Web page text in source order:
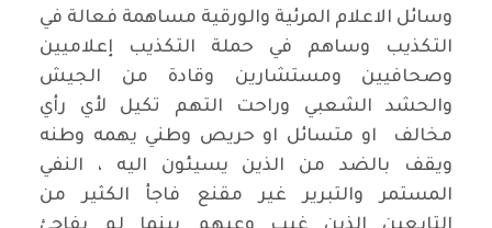
وسائل الاعلام المرئية والورقية مساهمة فعالة في
التكذيب وساهم في حملة التكذيب إعلاميين
وصحافيين ومستشارين وقادة من الجيش
والحشد الشعبي وراحت التهم تكيل لأي رأي
مخالف او متسائل او حريص وطني يهمه وطنه
ويقف بالضد من الذين يسيئون اليه ، النفي
المستمر والتبرير غير مقنع فاجأ الكثير من